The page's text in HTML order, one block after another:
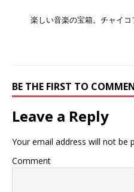
楽しい音楽の宝箱。チャイコ
BE THE FIRST TO
Leave a Reply
Your email address will not be
Comment